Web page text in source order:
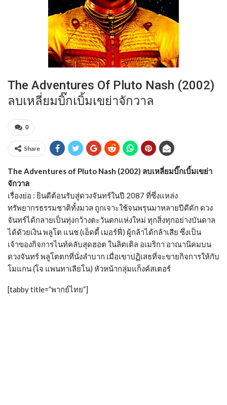
The Adventures Of Pluto Nash (2002)
ลบเหลี่ยมบิ๊กเบิ้มเขย่าจักวาล
0
Share
The Adventures of Pluto Nash (2002) ลบเหลี่ยมบิ๊กเบิ้มเขย่า
จักวาล
เรื่องย่อ : ยินดีต้อนรับสู่ดวงจันทร์ในปี 2087 ที่ซึ่งแหล่ง
ทรัพยากรธรรมชาติทั้งมวล ถูกเจาะใช้จนพรุนมาหลายปีดีดัก ดวง
จันทร์ได้กลายเป็นทุ่งกว้างตะวันตกแห่งใหม่ ทุกสิ่งทุกอย่างบันดาล
ได้ด้วยเงิน พลูโต แนช (เอ็ดดี้ เมอร์ฟี่) ผู้กล้าได้กล้าเสีย ซึ่งเป็น
เจ้าของกิจการไนท์คลับสุดฮอต ในลิตเติล อเมริกา อาณานิคมบน
ดวงจันทร์ พลูโตตกที่นั่งลำบาก เมื่อเขาปฏิเสธที่จะขายกิจการให้กับ
โมแกน (โจ แพนทาเลียโน) หัวหน้ากลุ่มแก็งค์สเตอร์
[tabby title=”พากย์ไทย”]